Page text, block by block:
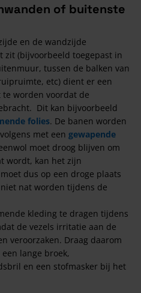
of buitenste
en de wandzijde
(bijvoorbeeld toegepast in
tussen de balken van
etc) dient er een
worden voordat de
Dit kan bijvoorbeeld
folies. De banen worden
met een gewapende
moet droog blijven om
wordt, kan het zijn
dus op een droge plaats
nat worden tijdens de
kleding te dragen tijdens
de vezels irritatie aan de
veroorzaken. Draag daarom
lange broek,
en een stofmasker bij het